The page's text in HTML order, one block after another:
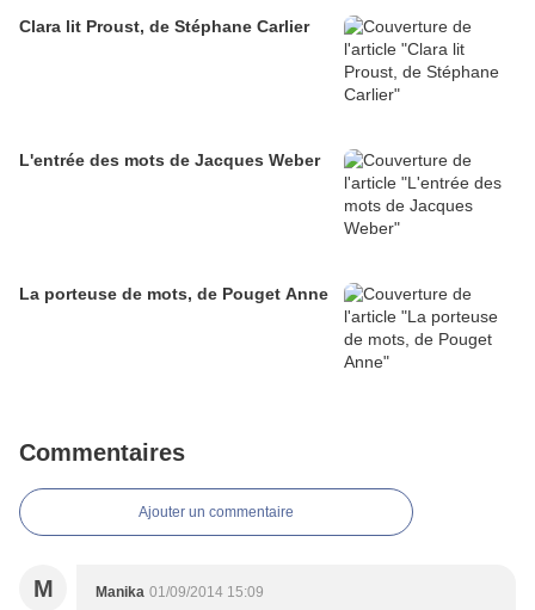
Clara lit Proust, de Stéphane Carlier
L'entrée des mots de Jacques Weber
La porteuse de mots, de Pouget Anne
Commentaires
Ajouter un commentaire
M Manika 01/09/2014 15:09